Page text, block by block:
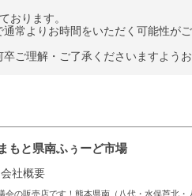
おります。
常よりお時間をいただく可能性がご
ご理解・ご了承くださいますようお
もと県南ふぅーど市場
会社概要
会の販売店です！熊本県南（八代・水俣芦北・